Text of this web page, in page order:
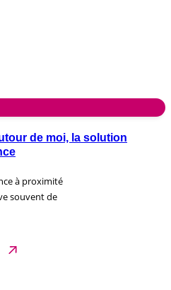
de moi, la solution
à proximité
souvent de